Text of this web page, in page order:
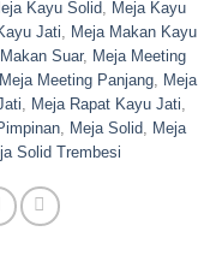
Kayu Solid
Meja Kayu
Jati
Meja Makan Kayu
Suar, Meja Meeting
Meja Meeting Panjang
Meja
Meja Rapat Kayu Jati
Meja Solid
Meja
Solid Trembesi